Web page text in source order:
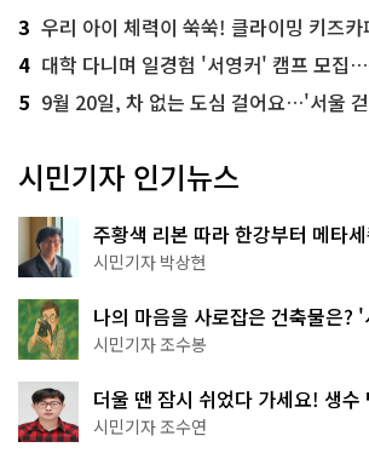
3 우리 아이 체력이 쑥쑥! 클라이밍 키즈카
4 대학 다니며 일경험 '서영커' 캠프 모집
5 9월 20일, 차 없는 도심 걸어요…'서울 걷자 페
시민기자 인기뉴스
주황색 리본 따라 한강부터 메타
서울둘레길 15코스
시민기자 박상현
나의 마음을 사로잡은 건축물은?
상작 공개!
시민기자 조수봉
더울 땐 잠시 쉬었다 가세요! 생수
·무더위쉼터까지
시민기자 조수연